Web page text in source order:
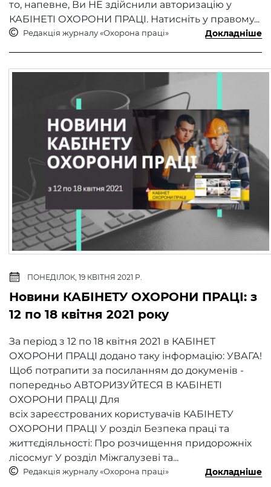
то, напевне, Ви НЕ здійснили авторизацію у
КАБІНЕТІ ОХОРОНИ ПРАЦІ. Натисніть у правому...
Редакція журналу «Охорона праці» Докладніше
ПОНЕДІЛОК, 19 КВІТНЯ 2021 Р.
Новини КАБІНЕТУ ОХОРОНИ ПРАЦІ: з
12 по 18 квітня 2021 року
За період з 12 по 18 квітня 2021 в КАБІНЕТ
ОХОРОНИ ПРАЦІ додано таку інформацію: УВАГА!
Щоб потрапити за посиланням до докуменів -
попередньо АВТОРИЗУЙТЕСЯ В КАБІНЕТІ
ОХОРОНИ ПРАЦІ Для
всіх зареєстрованих користувачів КАБІНЕТУ
ОХОРОНИ ПРАЦІ У розділ Безпека праці та
життєдіяльності: Про розчищення придорожніх
лісосмуг У розділ Міжгалузеві та...
Редакція журналу «Охорона праці» Докладніше